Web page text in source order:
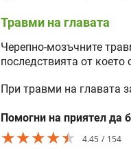
Травми на главата
Черепно-мозъчните
последствията от
При травми на главата
Помогни на приятел да
★★★★★
★★★★★
★★★★★ 4.45 154